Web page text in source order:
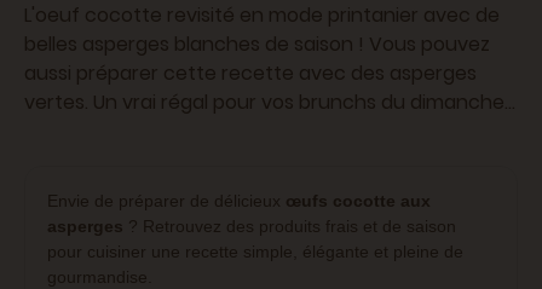
L'oeuf cocotte revisité en mode printanier avec de
belles asperges blanches de saison ! Vous pouvez
aussi préparer cette recette avec des asperges
vertes. Un vrai régal pour vos brunchs du dimanche...
Envie de préparer de délicieux œufs cocotte aux
asperges ? Retrouvez des produits frais et de saison
pour cuisiner une recette simple, élégante et pleine de
gourmandise.